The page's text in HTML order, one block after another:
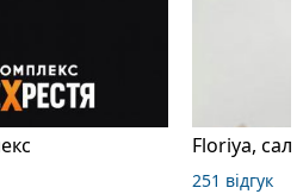
Floriya,
251 відгук